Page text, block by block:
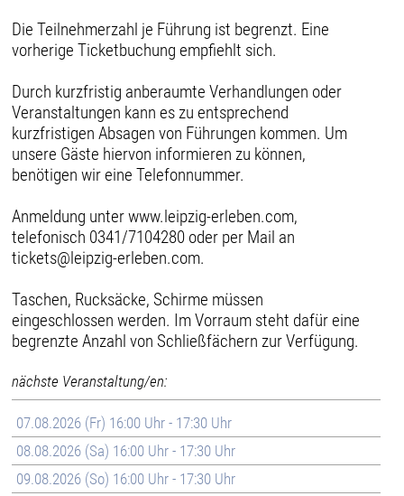
Die Teilnehmerzahl je Führung ist begrenzt. Eine
vorherige Ticketbuchung empfiehlt sich.
Durch kurzfristig anberaumte Verhandlungen oder
Veranstaltungen kann es zu entsprechend
kurzfristigen Absagen von Führungen kommen. Um
unsere Gäste hiervon informieren zu können,
benötigen wir eine Telefonnummer.
Anmeldung unter www.leipzig-erleben.com,
telefonisch 0341/7104280 oder per Mail an
tickets@leipzig-erleben.com.
Taschen, Rucksäcke, Schirme müssen
eingeschlossen werden. Im Vorraum steht dafür eine
begrenzte Anzahl von Schließfächern zur Verfügung.
nächste Veranstaltung/en:
07.08.2026 (Fr) 16:00 Uhr - 17:30 Uhr
08.08.2026 (Sa) 16:00 Uhr - 17:30 Uhr
09.08.2026 (So) 16:00 Uhr - 17:30 Uhr